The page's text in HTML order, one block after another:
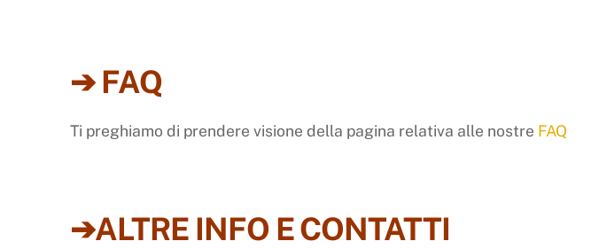
➔ FAQ
Ti preghiamo di prendere visione della pagina relativa alle nostre FAQ
➔ALTRE INFO E CONTATTI